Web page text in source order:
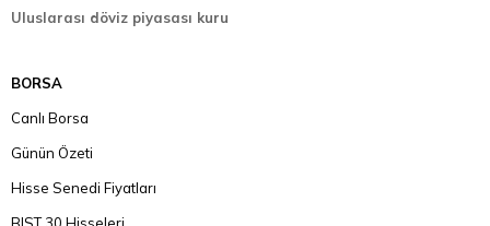
Uluslarası döviz piyasası kuru
BORSA
Canlı Borsa
Günün Özeti
Hisse Senedi Fiyatları